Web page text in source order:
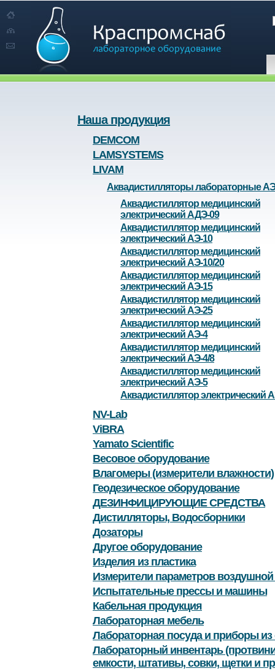
Наша продукция
DEMCOM
LAMSYSTEMS
LIVAM
Аквадистилляторы лабораторные АЭ
Аквадистиллятор медицинский
электрический АДЭ-09
Аквадистиллятор медицинский
электрический АЭ-10
Аквадистиллятор медицинский
электрический АЭ-10/20
Аквадистиллятор медицинский
электрический АЭ-15
Аквадистиллятор медицинский
электрический АЭ-25
Аквадистиллятор медицинский
электрический АЭ-4
Аквадистиллятор медицинский
электрический АЭ-4/8
Аквадистиллятор медицинский
электрический АЭ-5
Аквадистиллятор электрический
NV-Lab
ViBRA
Yamato Scientific
Весовое оборудование
Влагомеры (измерители влажности)
Геодезическое оборудование
ДЕЗИНФИЦИРУЮЩИЕ СРЕДСТВА
Дистилляторы, Водосборники
Дозаторы
Другое оборудование
Изделия из пластика
Измерители параметров
Испытательные прессы и машины
Кабельная продукция
Лабораторная мебель
Лабораторная посуда и приборы из
Лабораторный инвентарь
емкости, штативы, совки, щетки и